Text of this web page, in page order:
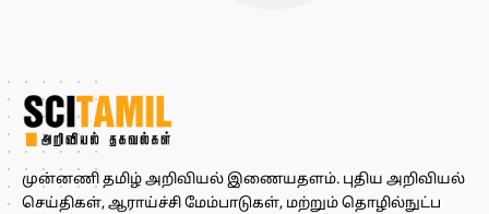
முன்னணி தமிழ் அறிவியல் இணையதளம். புதிய அறிவியல்
செய்திகள், ஆராய்ச்சி மேம்பாடுகள், மற்றும் தொழில்நுட்ப